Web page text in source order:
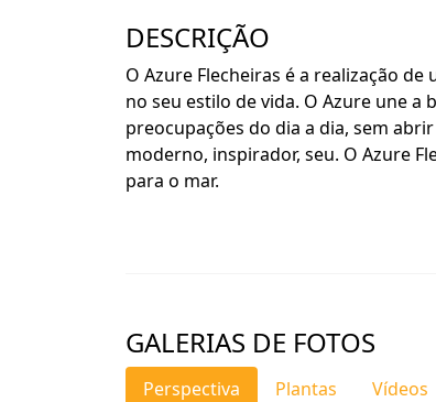
DESCRIÇÃO
O Azure Flecheiras é a realização
no seu estilo de vida. O Azure une a
preocupações do dia a dia, sem
moderno, inspirador, seu. O Azure
para o mar.
GALERIAS DE FOTOS
Perspectiva Plantas Vídeos